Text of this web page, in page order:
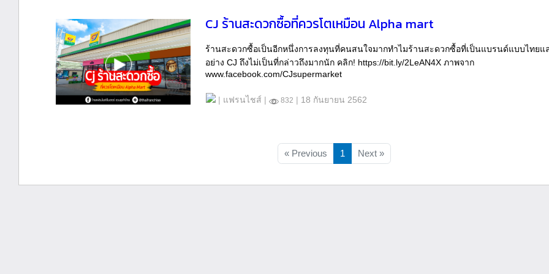
CJ ร้านสะดวกซื้อที่ควรโตเหมือน Alpha mart
ร้านสะดวกซื้อเป็นอีกหนึ่งการลงทุนที่คนสนใจมากทำไมร้านสะดวกซื้อที่เป็นแบรนด์แบบไทยแ
อย่าง CJ ถึงไม่เป็นที่กล่าวถึงมากนัก คลิก! https://bit.ly/2LeAN4X ภาพจาก
www.facebook.com/CJsupermarket
| แฟรนไชส์ | 832 | 18 กันยายน 2562
« Previous 1 Next »